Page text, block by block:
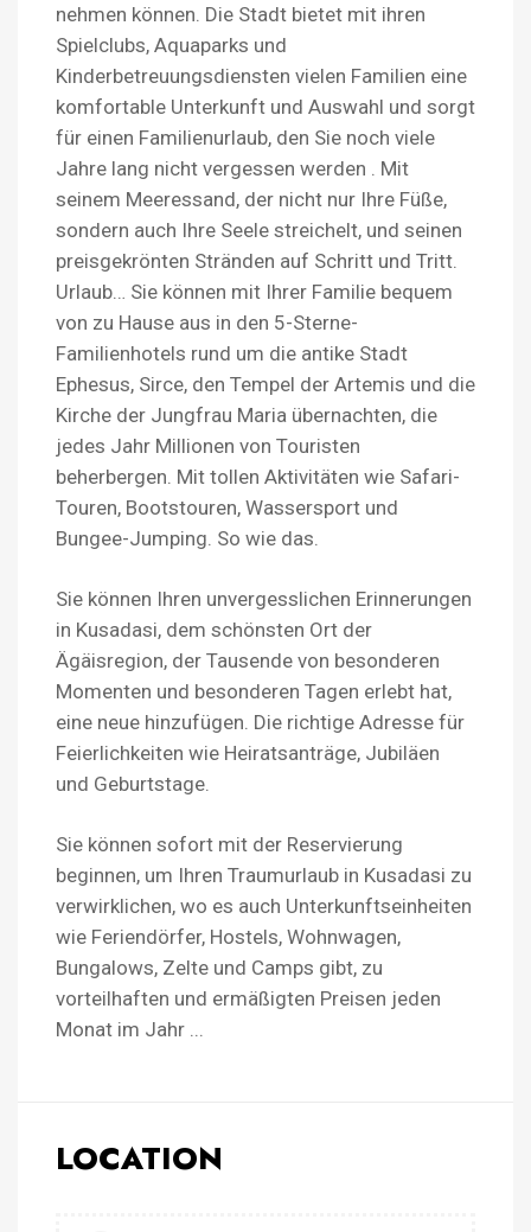
nehmen können. Die Stadt bietet mit ihren
Spielclubs, Aquaparks und
Kinderbetreuungsdiensten vielen Familien eine
komfortable Unterkunft und Auswahl und sorgt
für einen Familienurlaub, den Sie noch viele
Jahre lang nicht vergessen werden . Mit
seinem Meeressand, der nicht nur Ihre Füße,
sondern auch Ihre Seele streichelt, und seinen
preisgekrönten Stränden auf Schritt und Tritt.
Urlaub… Sie können mit Ihrer Familie bequem
von zu Hause aus in den 5-Sterne-
Familienhotels rund um die antike Stadt
Ephesus, Sirce, den Tempel der Artemis und die
Kirche der Jungfrau Maria übernachten, die
jedes Jahr Millionen von Touristen
beherbergen. Mit tollen Aktivitäten wie Safari-
Touren, Bootstouren, Wassersport und
Bungee-Jumping. So wie das.
Sie können Ihren unvergesslichen Erinnerungen
in Kusadasi, dem schönsten Ort der
Ägäisregion, der Tausende von besonderen
Momenten und besonderen Tagen erlebt hat,
eine neue hinzufügen. Die richtige Adresse für
Feierlichkeiten wie Heiratsanträge, Jubiläen
und Geburtstage.
Sie können sofort mit der Reservierung
beginnen, um Ihren Traumurlaub in Kusadasi zu
verwirklichen, wo es auch Unterkunftseinheiten
wie Feriendörfer, Hostels, Wohnwagen,
Bungalows, Zelte und Camps gibt, zu
vorteilhaften und ermäßigten Preisen jeden
Monat im Jahr ...
LOCATION